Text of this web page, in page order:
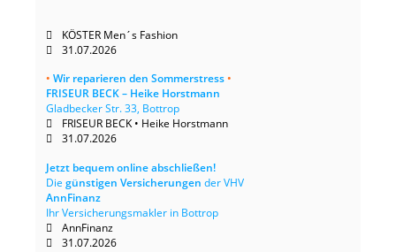
KÖSTER Men´s Fashion
31.07.2026
• Wir reparieren den Sommerstress•
FRISEUR BECK – Heike Horstmann
Gladbecker Str. 33, Bottrop
FRISEUR BECK • Heike Horstmann
31.07.2026
Jetzt bequem online abschließen!
Die günstigen Versicherungen der VHV
AnnFinanz
Ihr Versicherungsmakler in Bottrop
AnnFinanz
31.07.2026